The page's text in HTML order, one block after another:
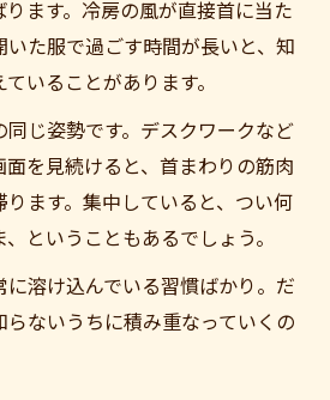
ります。冷房の風が直接首に当た
いた服で過ごす時間が長いと、知
いることがあります。
同じ姿勢です。デスクワークなど
を見続けると、首まわりの筋肉
ます。集中していると、つい何
ということもあるでしょう。
に溶け込んでいる習慣ばかり。だ
らないうちに積み重なっていくの